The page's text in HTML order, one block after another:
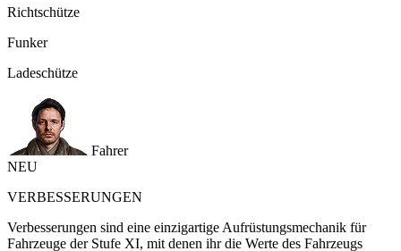
Richtschütze
Funker
Ladeschütze
Fahrer
NEU
VERBESSERUNGEN
Verbesserungen sind eine einzigartige Aufrüstungsmechanik für
Fahrzeuge der Stufe XI, mit denen ihr die Werte des Fahrzeugs